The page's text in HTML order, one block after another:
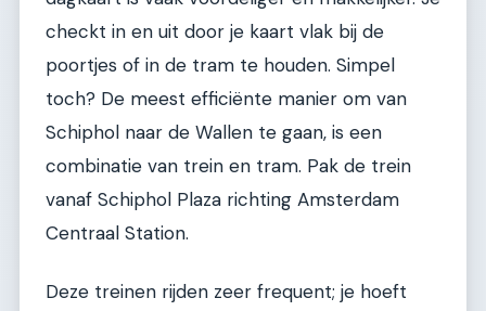
checkt in en uit door je kaart vlak bij de
poortjes of in de tram te houden. Simpel
toch? De meest efficiënte manier om van
Schiphol naar de Wallen te gaan, is een
combinatie van trein en tram. Pak de trein
vanaf Schiphol Plaza richting Amsterdam
Centraal Station.
Deze treinen rijden zeer frequent; je hoeft